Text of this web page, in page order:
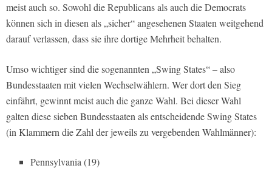
meist auch so. Sowohl die Republicans als auch die Democrats
können sich in diesen als „sicher“ angesehenen Staaten weitgehend
darauf verlassen, dass sie ihre dortige Mehrheit behalten.
Umso wichtiger sind die sogenannten „Swing States“ – also
Bundesstaaten mit vielen Wechselwählern. Wer dort den Sieg
einfährt, gewinnt meist auch die ganze Wahl. Bei dieser Wahl
galten diese sieben Bundesstaaten als entscheidende Swing States
(in Klammern die Zahl der jeweils zu vergebenden Wahlmänner):
Pennsylvania (19)